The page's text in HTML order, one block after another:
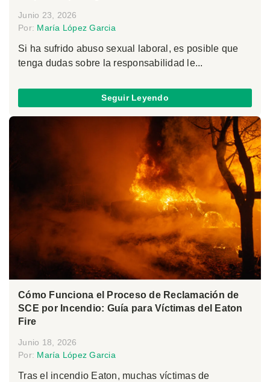
Junio 23, 2026
Por: María López Garcia
Si ha sufrido abuso sexual laboral, es posible que
tenga dudas sobre la responsabilidad le...
Seguir Leyendo
Cómo Funciona el Proceso de Reclamación de
SCE por Incendio: Guía para Víctimas del Eaton
Fire
Junio 18, 2026
Por: María López Garcia
Tras el incendio Eaton, muchas víctimas de